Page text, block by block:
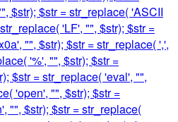
$str); $str = str_replace( 'ASCII
'LF', "", $str); $str =
"", $str); $str = str_replace( ',',
'%', "", $str); $str =
$str = str_replace( 'eval', "",
'open', "", $str); $str =
"", $str); $str = str_replace(